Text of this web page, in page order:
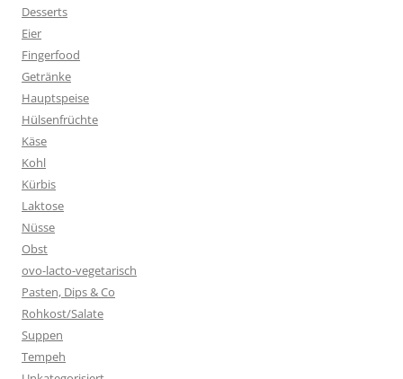
Desserts
Eier
Fingerfood
Getränke
Hauptspeise
Hülsenfrüchte
Käse
Kohl
Kürbis
Laktose
Nüsse
Obst
ovo-lacto-vegetarisch
Pasten, Dips & Co
Rohkost/Salate
Suppen
Tempeh